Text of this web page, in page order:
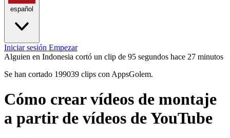
español
Iniciar sesión Empezar
Alguien en Indonesia cortó un clip de 95 segundos hace 27 minutos
Se han cortado 199039 clips con AppsGolem.
Cómo crear vídeos de montaje
a partir de vídeos de YouTube